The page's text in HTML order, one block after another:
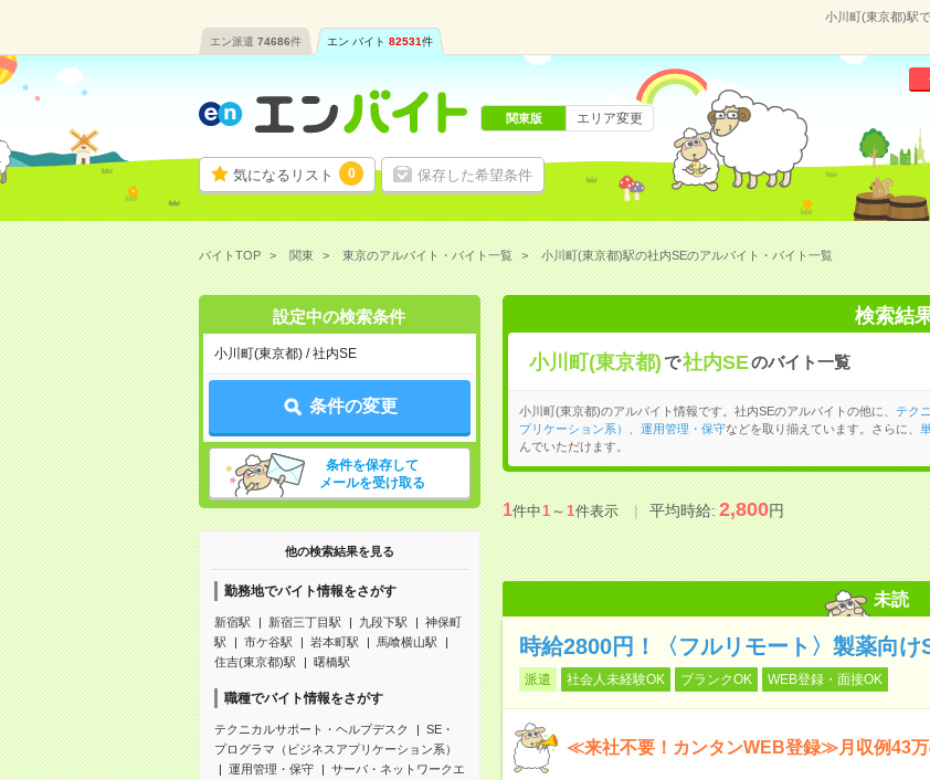
小川町(東京都)駅
エン派遣 74686件 エン バイト 82531件
気になるリスト 0 保存した希望条件
関東版 エリア変更
バイトTOP 関東 東京のアルバイト・バイト一覧 小川町(東京都)駅の社内SEのアルバイト・バイト一覧
設定中の検索条件
小川町(東京都) / 社内SE
条件の変更
条件を保存して
メールを受け取る
他の検索結果を見る
勤務地でバイト情報をさがす
新宿駅 新宿三丁目駅 九段下駅
神保町
駅
市ケ谷駅 岩本町駅
馬喰横山駅
住吉(東京都)駅
曙橋駅
職種でバイト情報をさがす
テクニカルサポート・ヘルプデスク
SE・
プログラマ（ビジネスアプリケーション系）
運用管理・保守
サーバ・ネットワークエ
検索結
小川町(東京都)で社内SEのバイト一覧
小川町(東京都)のアルバイト情報です。社内SEのアルバイトの他に、 テク
プリケーション系）
運用管理・保守などを取り揃えています。さらに、
んでいただけます。
1件中1～1件表示 平均時給:2,800円
未読
時給2800円！〈フルリモート〉製薬向
派遣 社会人未経験OK ブランクOK WEB登録・面接OK
≪来社不要！カンタンWEB登録≫月収例43万